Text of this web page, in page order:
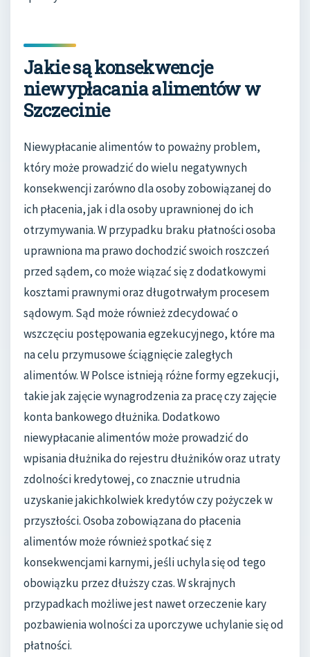
Jakie są konsekwencje
niewypłacania alimentów w
Szczecinie
Niewypłacanie alimentów to poważny problem,
który może prowadzić do wielu negatywnych
konsekwencji zarówno dla osoby zobowiązanej do
ich płacenia, jak i dla osoby uprawnionej do ich
otrzymywania. W przypadku braku płatności osoba
uprawniona ma prawo dochodzić swoich roszczeń
przed sądem, co może wiązać się z dodatkowymi
kosztami prawnymi oraz długotrwałym procesem
sądowym. Sąd może również zdecydować o
wszczęciu postępowania egzekucyjnego, które ma
na celu przymusowe ściągnięcie zaległych
alimentów. W Polsce istnieją różne formy egzekucji,
takie jak zajęcie wynagrodzenia za pracę czy zajęcie
konta bankowego dłużnika. Dodatkowo
niewypłacanie alimentów może prowadzić do
wpisania dłużnika do rejestru dłużników oraz utraty
zdolności kredytowej, co znacznie utrudnia
uzyskanie jakichkolwiek kredytów czy pożyczek w
przyszłości. Osoba zobowiązana do płacenia
alimentów może również spotkać się z
konsekwencjami karnymi, jeśli uchyla się od tego
obowiązku przez dłuższy czas. W skrajnych
przypadkach możliwe jest nawet orzeczenie kary
pozbawienia wolności za uporczywe uchylanie się od
płatności.